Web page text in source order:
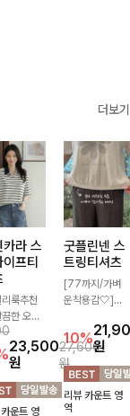
더보기
카라 스
프티
룩추천
한 오픈
과 조화로
이 들어
트라이프
로 단정하
얼한 무
사하는
23,500
원
27,600
원
운트 영
굿플린넨 스
트링티셔츠
[77까지/가벼
운착용감🤍]린
럴한 플라워 프
린팅이 포인트가
되어 하나만으로
도 감성 있는 스
타일을 완성해드
리는 티셔츠-🌼
10%원
리뷰 카운트 영
역